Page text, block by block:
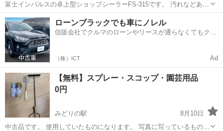
富士インパルスの卓上型ショップシーラーFS-315です。 汚れなどあり
ますがシールができることを確認しています。 お渡しはご相談の上、
土日祝日のつくば市内を予定しております。
茨城 つくば市 その他
ローンブラックでも車にノレル
信販会社でクルマのローンやリースが通らなくてもクル
（株）ICT Ad
【無料】スプレー・スコップ・園芸用品
0円
みどりの駅
8月10日
中古品です。 使用していたものになります。 写真に写っているものを